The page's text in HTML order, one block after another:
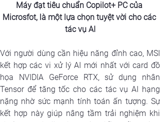
Máy đạt tiêu chuẩn Copilot+ PC của
Microsfot, là một lựa chọn tuyệt vời cho các
tác vụ AI
Với người dùng cần hiệu năng đỉnh cao, MSI
kết hợp các vi xử lý AI mới nhất với card đồ
họa NVIDIA GeForce RTX, sử dụng nhân
Tensor để tăng tốc cho các tác vụ AI hạng
nặng nhờ sức mạnh tính toán ấn tượng. Sự
kết hợp này giúp nâng tầm trải nghiệm khi